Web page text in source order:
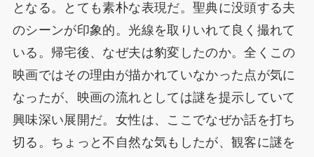
となる。とても素朴な表現だ。聖典に没頭する夫
のシーンが印象的。光線を取りいれて良く撮れて
いる。帰宅後、なぜ夫は豹変したのか。全くこの
映画ではその理由が描かれていなかった点が気に
なったが、映画の流れとしては謎を提示していて
興味深い展開だ。女性は、ここでなぜか話を打ち
切る。ちょっと不自然な気もしたが、観客に謎を